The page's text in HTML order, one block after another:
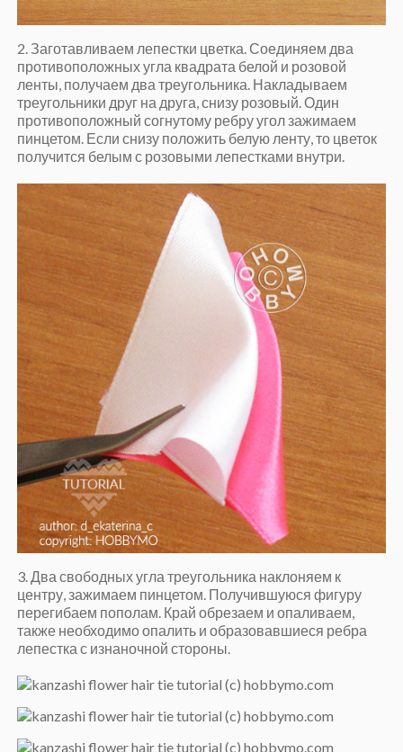
2. Заготавливаем лепестки цветка. Соединяем два
противоположных угла квадрата белой и розовой
ленты, получаем два треугольника. Накладываем
треугольники друг на друга, снизу розовый. Один
противоположный согнутому ребру угол зажимаем
пинцетом. Если снизу положить белую ленту, то цветок
получится белым с розовыми лепестками внутри.
3. Два свободных угла треугольника наклоняем к
центру, зажимаем пинцетом. Получившуюся фигуру
перегибаем пополам. Край обрезаем и опаливаем,
также необходимо опалить и образовавшиеся ребра
лепестка с изнаночной стороны.